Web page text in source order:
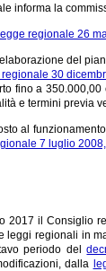
informa la
regionale 26
del
30
fino a
e termini previa
al
7 luglio
2017 il Consiglio
leggi regionali in
periodo del
dalla